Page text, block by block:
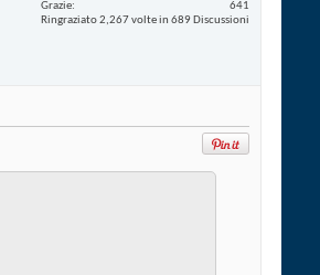
Grazie
641
Ringraziato 2,267 volte in 689 Discussioni